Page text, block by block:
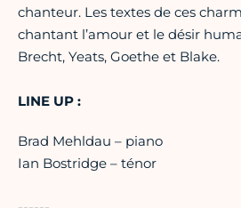
chanteur. Les textes de ces
chantant l’amour et le désir
Brecht, Yeats, Goethe et Blake.
LINE UP :
Brad Mehldau – piano
Ian Bostridge – ténor